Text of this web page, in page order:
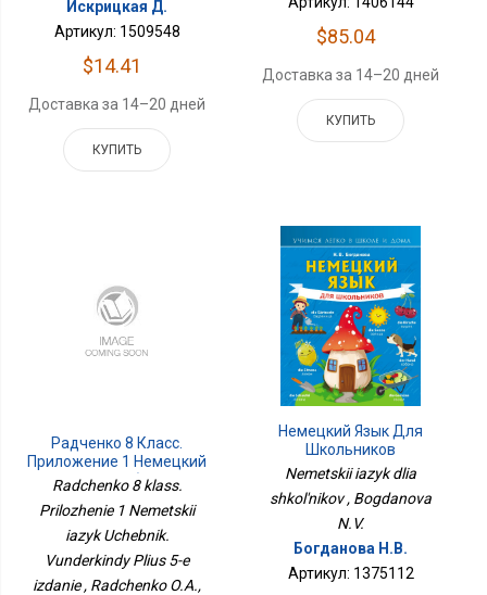
Искрицкая Д.
Артикул: 1509548
$14.41
Доставка за 14–20 дней
КУПИТЬ
$85.04
Доставка за 14–20 дней
КУПИТЬ
Радченко 8 Класс.
Приложение 1 Немецкий
Язык Учебник.
Издание
Radchenko 8 klass.
Prilozhenie 1 Nemetskii
iazyk Uchebnik.
Vunderkindy Plius 5-e
izdanie , Radchenko O.A.,
Немецкий Язык Для
Школьников
Nemetskii iazyk dlia
shkol'nikov , Bogdanova
N.V.
Богданова Н.В.
Артикул: 1375112